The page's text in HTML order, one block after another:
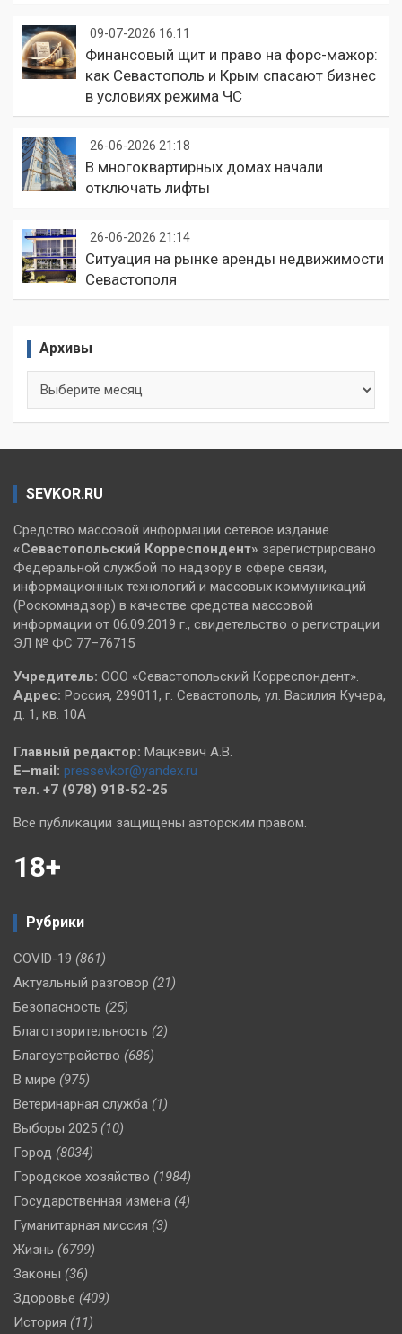
09-07-2026 16:11
Финансовый щит и право на форс-мажор:
как Севастополь и Крым спасают бизнес
в условиях режима ЧС
26-06-2026 21:18
В многоквартирных домах начали
отключать лифты
26-06-2026 21:14
Ситуация на рынке аренды недвижимости
Севастополя
Архивы
SEVKOR.RU
Средство массовой информации сетевое издание
«Севастопольский Корреспондент» зарегистрировано
Федеральной службой по надзору в сфере связи,
информационных технологий и массовых коммуникаций
(Роскомнадзор) в качестве средства массовой
информации от 06.09.2019 г., свидетельство о регистрации
ЭЛ № ФС 77–76715
Учредитель: ООО «Севастопольский Корреспондент».
Адрес: Россия, 299011, г. Севастополь, ул. Василия Кучера,
д. 1, кв. 10А
Главный редактор: Мацкевич А.В.
E–mail: pressevkor@yandex.ru
тел. +7 (978) 918-52-25
Все публикации защищены авторским правом.
18+
Рубрики
COVID-19 (861)
Актуальный разговор (21)
Безопасность (25)
Благотворительность (2)
Благоустройство (686)
В мире (975)
Ветеринарная служба (1)
Выборы 2025 (10)
Город (8034)
Городское хозяйство (1984)
Государственная измена (4)
Гуманитарная миссия (3)
Жизнь (6799)
Законы (36)
Здоровье (409)
История (11)